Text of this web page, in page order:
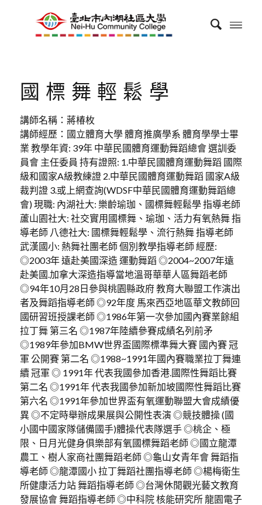
國標舞輕鬆學
講師名稱：蔣椿枚
講師經歷：國立體育大學 體育推廣學系 體育學學士畢
業 教學年資: 39年 中華民國體育運動舞蹈總會 選訓委
員會 主任委員 持有證照: 1.中華民國體育運動舞蹈 國際
級和國家A級教練證 2.中華民國體育運動舞蹈 國家A級
裁判證 3.或上網查詢(WDSF中華民國體育運動舞蹈總
會) 現職: 內湖社大: 樂齡瑜珈、國標舞輕鬆學 指導老師
蘆山園社大: 社交實用國標舞、瑜珈、活力有氧熱舞 指
導老師 八德社大: 國標舞輕鬆學、流行熱舞 指導老師
武漢國小: 熱舞社團老師 個別教學指導老師 經歷:
◎2003年 遠赴美國深造 運動舞蹈 ◎2004~2007年遠
赴美國.加拿大深造指導當地溫哥華華人區舞蹈老師
◎94年10月28日參與桃園縣政府 教育大聯盟工作演出
者及舞蹈指導老師 ◎92年度 馬來西亞地區華文教師回
國研習班授課老師 ◎1986年第一次參加國內賽業餘組
拉丁舞 第三名 ◎1987年陸續參賽成績名列前矛
◎1989年參加BMW世界盃國際標準舞大賽 國內賽 冠
軍 公開賽 第二名 ◎1988~1991年國內賽職業拉丁舞連
續 冠軍 ◎ 1991年 代表我國參加香港.國際性舞蹈比賽
第二名 ◎1991年 代表我國參加新加坡國際性舞蹈比賽
第六名 ◎1991年參加世界盃有氧運動聯盟大會成績優
異 ◎不定時舉辦成果展與公開性表演 ◎競技體操 (國
小國中國家隊儲備國手)體操代表隊選手 ◎桃企、極
限、日月光健身俱樂部有氧國標舞蹈老師 ◎國立龍潭
農工、樹人家商社團舞蹈老師 ◎龜山女青年會 舞蹈指
導老師 ◎龍潭國小 拉丁舞蹈社團指導老師 ◎楊梅衛生
所健康活力站 舞蹈指導老師 ◎台灣休閒觀光藝文教育
發展協會 舞蹈指導老師 ◎中科院 核能研究所 龍園電子